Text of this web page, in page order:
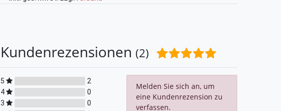
Kundenrezensionen (2)
5
2
4
0
3
0
Melden Sie sich an, um
eine Kundenrezension zu
verfassen.